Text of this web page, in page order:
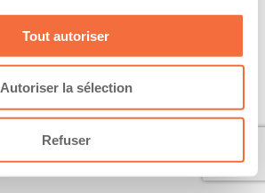
Tout autoriser
Autoriser la sélection
Refuser